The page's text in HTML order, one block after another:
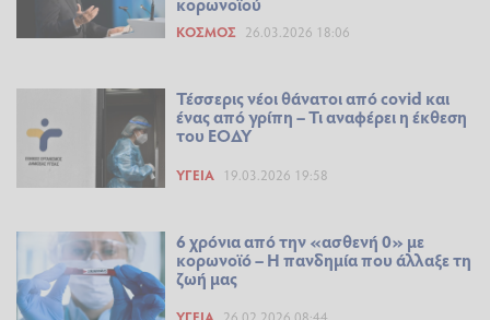
ΚΌΣΜΟΣ 26.03.2026 18:06
Τέσσερις νέοι θάνατοι από covid και
ένας από γρίπη – Τι αναφέρει η έκθεση
του ΕΟΔΥ
ΥΓΕΊΑ 19.03.2026 19:58
6 χρόνια από την «ασθενή 0» με
κορωνοϊό – Η πανδημία που άλλαξε τη
ζωή μας